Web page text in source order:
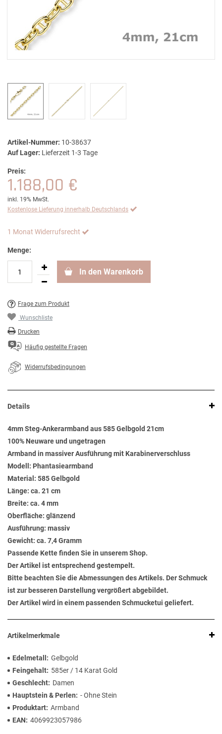
Artikel-Nummer: 10-38637
Auf Lager: Lieferzeit 1-3 Tage
Preis:
1.188,00 €
inkl. 19% MwSt.
Kostenlose Lieferung innerhalb Deutschlands
1 Monat Widerrufsrecht
Menge:
In den Warenkorb
Frage zum Produkt
Wunschliste
Drucken
Häufig gestellte Fragen
Widerrufsbedingungen
Details
4mm Steg-Ankerarmband aus 585 Gelbgold 21cm
100% Neuware und ungetragen
Armband in massiver Ausführung mit Karabinerverschluss
Modell: Phantasiearmband
Material: 585 Gelbgold
Länge: ca. 21 cm
Breite: ca. 4 mm
Oberfläche: glänzend
Ausführung: massiv
Gewicht: ca. 7,4 Gramm
Passende Kette finden Sie in unserem Shop.
Der Artikel ist entsprechend gestempelt.
Bitte beachten Sie die Abmessungen des Artikels. Der Schmuck
ist zur besseren Darstellung vergrößert abgebildet.
Der Artikel wird in einem passenden Schmucketui geliefert.
Artikelmerkmale
Edelmetall
Gelbgold
Feingehalt
585er / 14 Karat Gold
Geschlecht
Damen
Hauptstein & Perlen
- Ohne Stein
Produktart Armband
EAN
4069923057986